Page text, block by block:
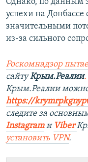
Однако, по данным
успехи на
значительными
из-за сильного
Роскомнадзор
сайтуКрым.Реалии.
Крым.Реалии
https://
следите за
Instagramи Viber
установить VPN.